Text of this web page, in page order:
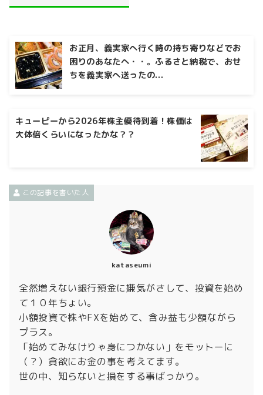
お正月、義実家へ行く時の持ち寄りなどでお
困りのあなたへ・・。ふるさと納税で、おせ
ちを義実家へ送ったの...
キューピーから2026年株主優待到着！株価は
大体倍くらいになったかな？？
この記事を書いた人
kataseumi
全然増えない銀行預金に嫌気がさして、投資を始め
て１０年ちょい。
小額投資で株やFXを始めて、含み益も少額ながら
プラス。
「始めてみなけりゃ身につかない」をモットーに
（？）貪欲にお金の事を考えてます。
世の中、知らないと損をする事ばっかり。